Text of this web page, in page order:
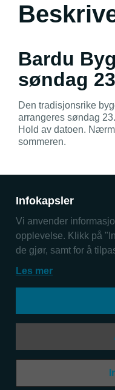
Bardu
søndag
Den tradisjonsrike
arrangeres søndag
Hold av datoen.
sommeren.
Infokapsler
Vi anvender
opplevelse. Klikk på
de gjør, samt for å
Les mer